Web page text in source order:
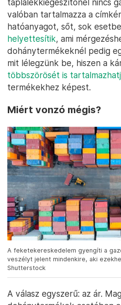
valóban tartalmazza a
hatóanyagot, sőt, sok
helyettesítik, ami
dohánytermékeknél pedig
mit lélegzünk be, hiszen a
többszörösét is
termékekhez képest.
Miért vonzó mégis?
A feketekereskedelem gyengíti a
veszélyt jelent mindenkire, aki
Shutterstock
A válasz egyszerű: az ár.